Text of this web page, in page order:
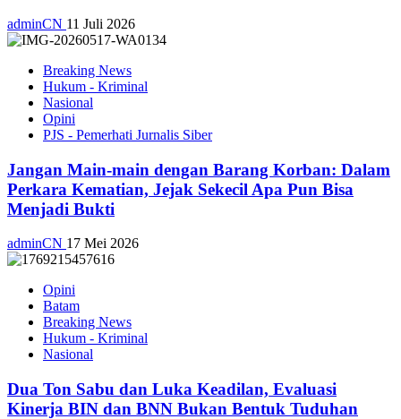
adminCN 11 Juli 2026
Breaking News
Hukum - Kriminal
Nasional
Opini
PJS - Pemerhati Jurnalis Siber
Jangan Main-main dengan Barang Korban: Dalam
Perkara Kematian, Jejak Sekecil Apa Pun Bisa
Menjadi Bukti
adminCN 17 Mei 2026
Opini
Batam
Breaking News
Hukum - Kriminal
Nasional
Dua Ton Sabu dan Luka Keadilan, Evaluasi
Kinerja BIN dan BNN Bukan Bentuk Tuduhan